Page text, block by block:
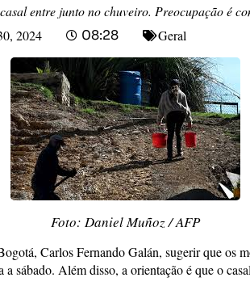
entre junto no chuveiro. Preocupação é
2024 08:28 Geral
Foto: Daniel Muñoz / AFP
Carlos Fernando Galán, sugerir que os
a sábado. Além disso, a orientação é que o